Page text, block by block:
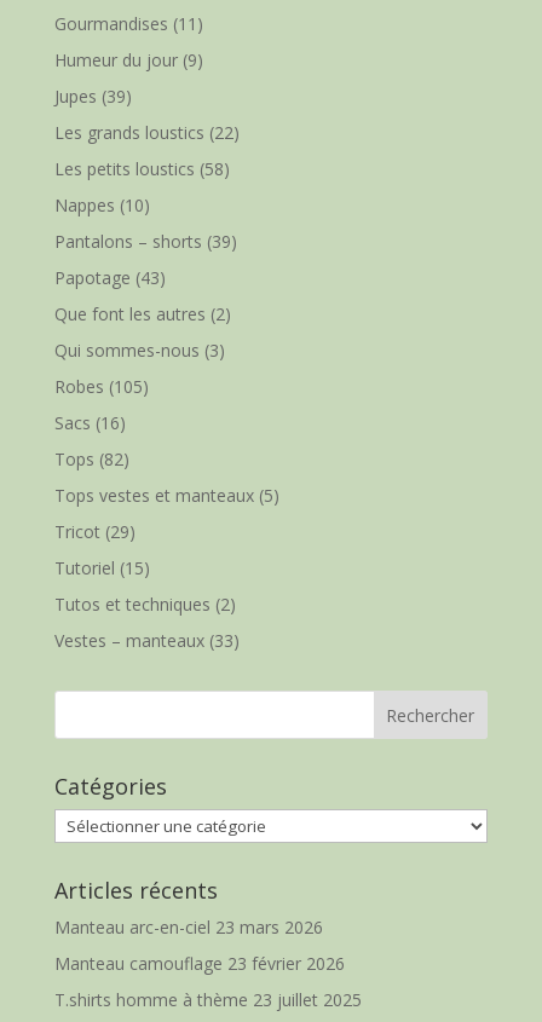
Gourmandises (11)
Humeur du jour(9)
Jupes (39)
Les grands loustics (22)
Les petits loustics (58)
Nappes (10)
Pantalons – shorts (39)
Papotage (43)
Que font les autres (2)
Qui sommes-nous (3)
Robes (105)
Sacs (16)
Tops (82)
Tops vestes et manteaux(5)
Tricot(29)
Tutoriel (15)
Tutos et techniques (2)
Vestes – manteaux(33)
Catégories
Catégories
Articles récents
Manteau arc-en-ciel 23 mars 2026
Manteau camouflage 23 février 2026
T.shirts homme à thème 23 juillet 2025